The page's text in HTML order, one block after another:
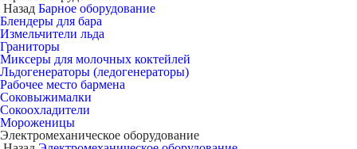
Назад Барное оборудование
Блендеры для бара
Измельчители льда
Граниторы
Миксеры для молочных коктейлей
Льдогенераторы (ледогенераторы)
Рабочее место бармена
Соковыжималки
Сокоохладители
Мороженицы
Электромеханическое оборудование